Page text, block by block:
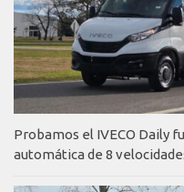
Probamos el IVECO Daily
automática de 8